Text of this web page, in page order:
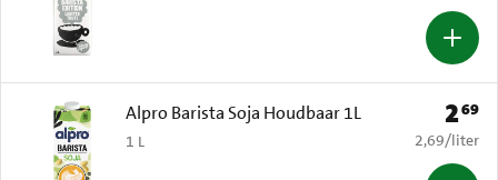
Alpro Barista Soja Houdbaar 1L
1 L
Prijs:
269
€ 2,69 per
2,69/liter